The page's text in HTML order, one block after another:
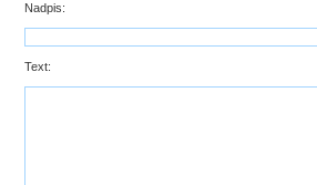
Nadpis:
Text: